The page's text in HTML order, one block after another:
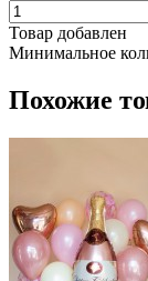
Товар добавлен
Минимальное
Похожие